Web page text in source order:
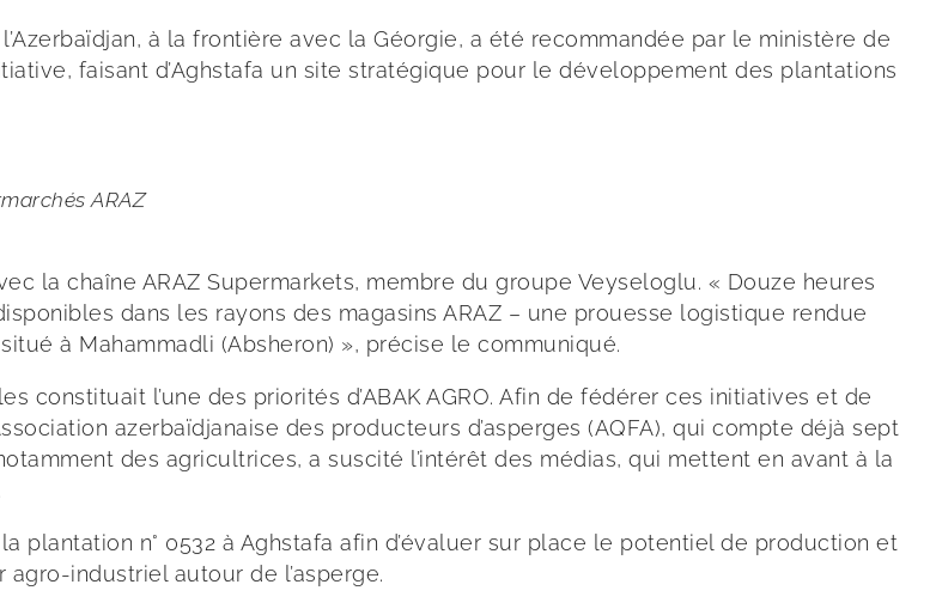
à la frontière avec la Géorgie, a été recommandée par le ministère de
faisant d’Aghstafa un site stratégique pour le développement des plantations
ARAZ
la chaîne ARAZ Supermarkets, membre du groupe Veyseloglu. « Douze heures
dans les rayons des magasins ARAZ – une prouesse logistique rendue
à Mahammadli (Absheron) », précise le communiqué.
l’une des priorités d’ABAK AGRO. Afin de fédérer ces initiatives et de
azerbaïdjanaise des producteurs d’asperges (AQFA), qui compte déjà sept
des agricultrices, a suscité l’intérêt des médias, qui mettent en avant à la
plantation n° 0532 à Aghstafa afin d’évaluer sur place le potentiel de production et
industriel autour de l’asperge.